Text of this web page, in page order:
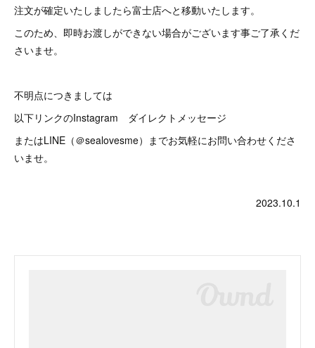
注文が確定いたしましたら富士店へと移動いたします。
このため、即時お渡しができない場合がございます事ご了承くだ
さいませ。
不明点につきましては
以下リンクのInstagram ダイレクトメッセージ
またはLINE（＠sealovesme）までお気軽にお問い合わせくださ
いませ。
2023.10.1